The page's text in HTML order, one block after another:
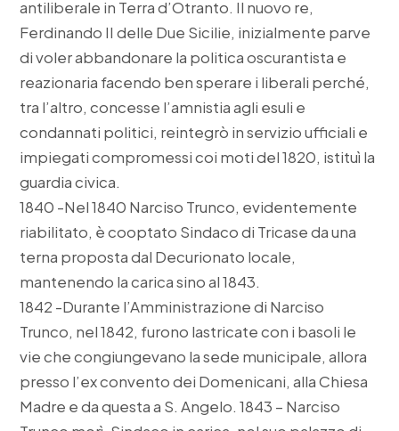
antiliberale in Terra d’Otranto. Il nuovo re,
Ferdinando II delle Due Sicilie, inizialmente parve
di voler abbandonare la politica oscurantista e
reazionaria facendo ben sperare i liberali perché,
tra l’altro, concesse l’amnistia agli esuli e
condannati politici, reintegrò in servizio ufficiali e
impiegati compromessi coi moti del 1820, istituì la
guardia civica.
1840 -Nel 1840 Narciso Trunco, evidentemente
riabilitato, è cooptato Sindaco di Tricase da una
terna proposta dal Decurionato locale,
mantenendo la carica sino al 1843.
1842 -Durante l’Amministrazione di Narciso
Trunco, nel 1842, furono lastricate con i basoli le
vie che congiungevano la sede municipale, allora
presso l’ex convento dei Domenicani, alla Chiesa
Madre e da questa a S. Angelo. 1843 – Narciso